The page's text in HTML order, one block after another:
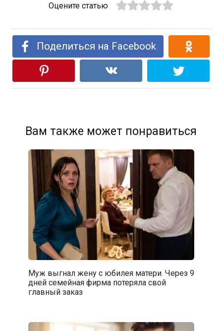
Оцените статью
Поделиться на Facebook
Вам также может понравиться
Муж выгнал жену с юбилея матери. Через 9
дней семейная фирма потеряла свой
главный заказ